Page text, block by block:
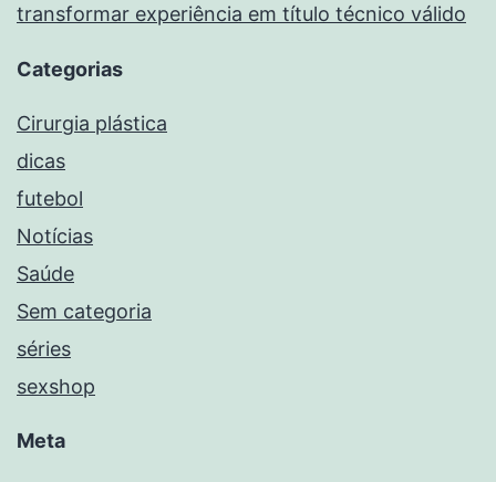
transformar experiência em título técnico válido
Categorias
Cirurgia plástica
dicas
futebol
Notícias
Saúde
Sem categoria
séries
sexshop
Meta